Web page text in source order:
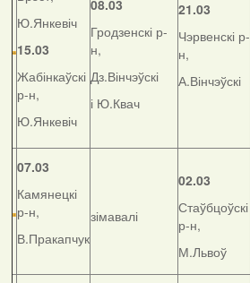
Ю.Янкевіч
15.03
Жабінкаўскі
р-н,
Ю.Янкевіч
08.03
Гродзенскі р-
н,
Дз.Вінчэўскі
і Ю.Квач
21.03
Чэрвенскі р-
н,
А.Вінчэўскі
07.03
Камянецкі
р-н,
В.Пракапчук
зімавалі
02.03
Стаўбцоўскі
р-н,
М.Львоў